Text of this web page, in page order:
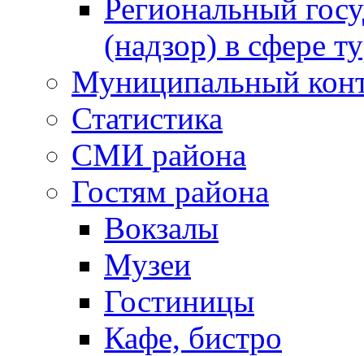
Региональный
(надзор) в сфере
Муниципальный
Статистика
СМИ района
Гостям района
Вокзалы
Музеи
Гостиницы
Кафе, бистро